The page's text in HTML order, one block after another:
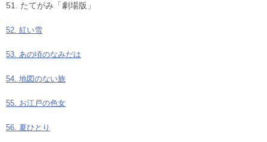
51. たてがみ「劇場版」
52. 紅い雪
53. あの頃のなみだは
54. 地図のない旅
55. お江戸の色女
56. 夏ひとり